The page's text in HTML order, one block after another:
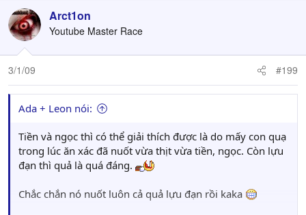
Arct1on
Youtube Master Race
3/1/09 #199
Ada + Leon nói:
Tiền và ngọc thì có thể giải thích được là do mấy con quạ
trong lúc ăn xác đã nuốt vừa thịt vừa tiền, ngọc. Còn lựu
đạn thì quả là quá đáng.
Chắc chắn nó nuốt luôn cả quả lựu đạn rồi kaka